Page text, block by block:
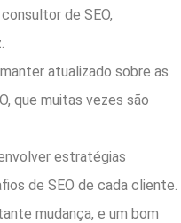
de SEO,
atualizado sobre as
que muitas vezes são
estratégias
de SEO de cada cliente.
mudança, e um bom